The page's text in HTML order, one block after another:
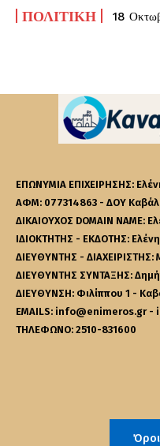
ΠΟΛΙΤΙΚΉ 18
ΕΠΩΝΥΜΙΑ ΕΠΙΧΕΙΡΗΣΗΣ:
ΑΦΜ: 077314863 - ΔΟΥ
ΔΙΚΑΙΟΥΧΟΣ DOMAIN NAME:
ΙΔΙΟΚΤΗΤΗΣ - ΕΚΔΟΤΗΣ:
ΔΙΕΥΘΥΝΤΗΣ -
ΔΙΕΥΘΥΝΤΗΣ ΣΥΝΤΑΞΗΣ:
ΔΙΕΥΘΥΝΣΗ: Φιλίππου 1 -
EMAILS: info@enimeros.gr
ΤΗΛΕΦΩΝΟ: 2510-831600